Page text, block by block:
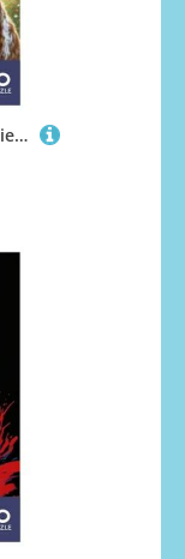
Amerikanischer Cocker Spaniel Puzzle 1000 Teile Schwer Puzzle Spielzeug Lernspiel Impossible Herausforderung Spielzeug Für Erwachsene Und Kinder in Bewährter 70x50cm/1000pcs